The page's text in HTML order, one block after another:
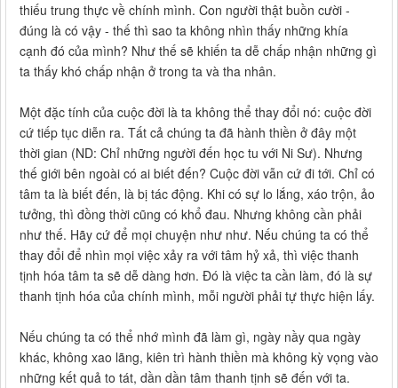
thiếu trung thực về chính mình. Con người thật buồn cười -
đúng là có vậy - thế thì sao ta không nhìn thấy những khía
cạnh đó của mình? Như thế sẽ khiến ta dễ chấp nhận những gì
ta thấy khó chấp nhận ở trong ta và tha nhân.
Một đặc tính của cuộc đời là ta không thể thay đổi nó: cuộc đời
cứ tiếp tục diễn ra. Tất cả chúng ta đã hành thiền ở đây một
thời gian (ND: Chỉ những người đến học tu với Ni Sư). Nhưng
thế giới bên ngoài có ai biết đến? Cuộc đời vẫn cứ đi tới. Chỉ có
tâm ta là biết đến, là bị tác động. Khi có sự lo lắng, xáo trộn, ảo
tưởng, thì đồng thời cũng có khổ đau. Nhưng không cần phải
như thế. Hãy cứ để mọi chuyện như như. Nếu chúng ta có thể
thay đổi để nhìn mọi việc xảy ra với tâm hỷ xả, thì việc thanh
tịnh hóa tâm ta sẽ dễ dàng hơn. Đó là việc ta cần làm, đó là sự
thanh tịnh hóa của chính mình, mỗi người phải tự thực hiện lấy.
Nếu chúng ta có thể nhớ mình đã làm gì, ngày nầy qua ngày
khác, không xao lãng, kiên trì hành thiền mà không kỳ vọng vào
những kết quả to tát, dần dần tâm thanh tịnh sẽ đến với ta.